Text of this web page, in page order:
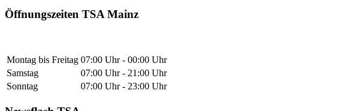
Öffnungszeiten TSA Mainz
Montag bis Freitag 07:00 Uhr - 00:00 Uhr
Samstag
07:00 Uhr - 21:00 Uhr
Sonntag
07:00 Uhr - 23:00 Uhr